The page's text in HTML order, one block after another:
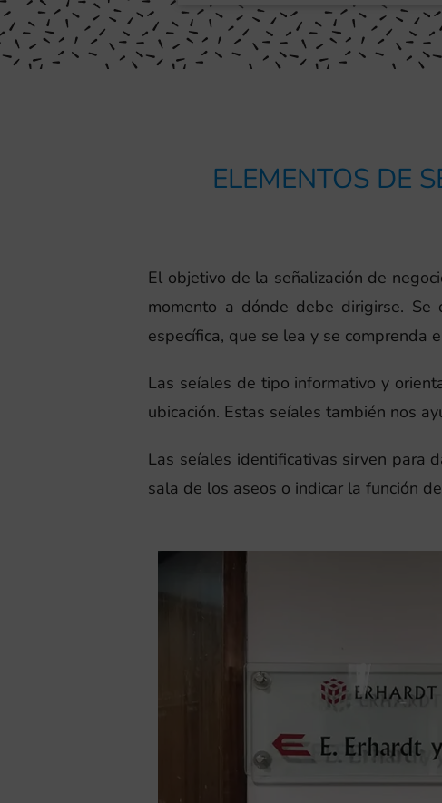
ELEMENTOS DE
El objetivo de la señalización de
momento a dónde debe dirigirse.
específica, que se lea y se comprenda
Las seíales de tipo informativo y
ubicación. Estas seíales también nos
Las seíales identificativas sirven para
sala de los aseos o indicar la función